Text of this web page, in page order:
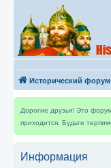
Исторический форум
Дорогие друзья! Это
приходится. Будьте
Информация